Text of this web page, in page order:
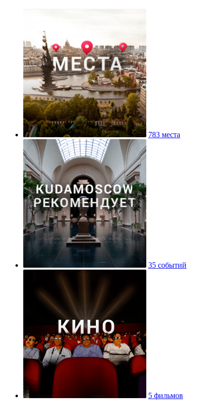
783 места
35 событий
5 фильмов